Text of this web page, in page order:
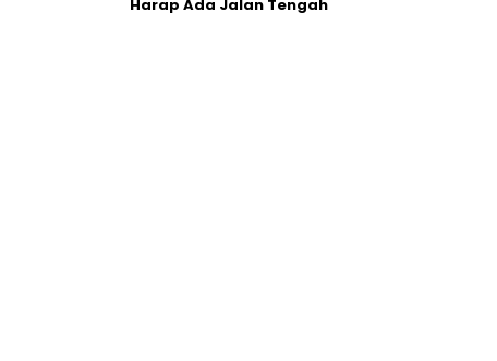
Harap Ada Jalan Tengah